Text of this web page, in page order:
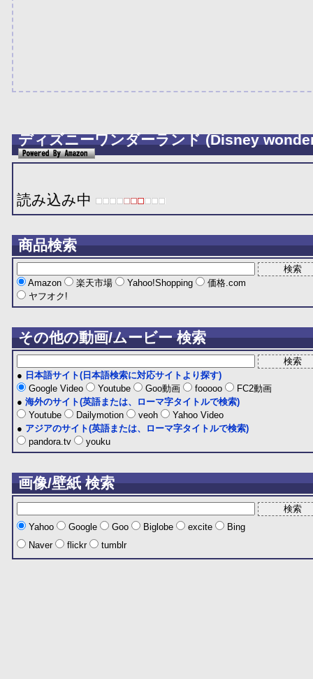
ディズニーワンダーランド (Disney
読み込み中
商品検索
Amazon 楽天市場 Yahoo!Shopping
価格.com
ヤフオク!
その他の動画/ムービー 検索
● 日本語サイト(日本語検索に対応サイトより探す)
Google Video
Youtube Goo動画 fooooo
FC2動画
● 海外のサイト(英語または、ローマ字タイトルで検索)
Youtube
Dailymotion veoh
Yahoo Video
● アジアのサイト(英語または、ローマ字タイトルで検索)
pandora.tv
youku
画像/壁紙 検索
Yahoo Google Goo Biglobe excite
Bing
Naver
flickr tumblr